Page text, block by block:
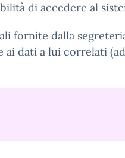
di accedere al
fornite dalla
ai dati a lui correlati